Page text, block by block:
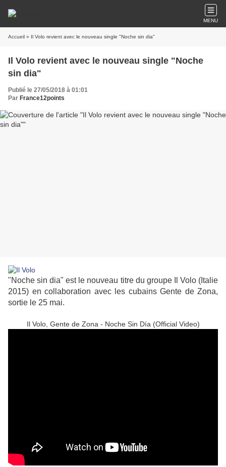
MENU
Accueil » Il Volo revient avec le nouveau single "Noche sin dia"
Il Volo revient avec le nouveau single "Noche
sin dia"
Publié le 27/05/2018 à 01:01
Par France12points
"Noche sin dia" est le nouveau titre du groupe Il Volo (Italie
2015) en collaboration avec les cubains Gente de Zona,
sortie le 25 mai.
Il Volo, Gente de Zona - Noche Sin Día (Official Video)